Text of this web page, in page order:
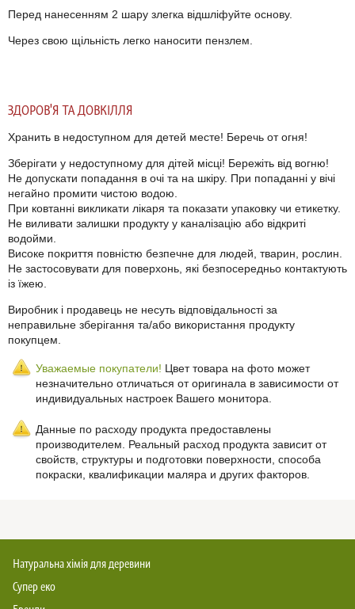
Перед нанесенням 2 шару злегка відшліфуйте основу.
Через свою щільність легко наносити пензлем.
ЗДОРОВ'Я ТА ДОВКІЛЛЯ
Хранить в недоступном для детей месте! Беречь от огня!
Зберігати у недоступному для дітей місці! Бережіть від вогню!
Не допускати попадання в очі та на шкіру. При попаданні у вічі
негайно промити чистою водою.
При ковтанні викликати лікаря та показати упаковку чи етикетку.
Не виливати залишки продукту у каналізацію або відкриті
водойми.
Високе покриття повністю безпечне для людей, тварин, рослин.
Не застосовувати для поверхонь, які безпосередньо контактують
із їжею.
Виробник і продавець не несуть відповідальності за
неправильне зберігання та/або використання продукту
покупцем.
Уважаемые покупатели! Цвет товара на фото может
незначительно отличаться от оригинала в зависимости от
индивидуальных настроек Вашего монитора.
Данные по расходу продукта предоставлены
производителем. Реальный расход продукта зависит от
свойств, структуры и подготовки поверхности, способа
покраски, квалификации маляра и других факторов.
Натуральна хімія для деревини
Супер еко